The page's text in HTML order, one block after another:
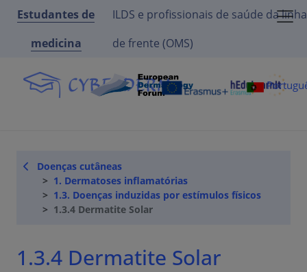
Estudantes de
medicina
ILDS e profissionais de saúde da linha
de frente (OMS)
Doenças cutâneas
1. Dermatoses inflamatórias
1.3. Doenças induzidas por estímulos físicos
1.3.4 Dermatite Solar
1.3.4 Dermatite Solar